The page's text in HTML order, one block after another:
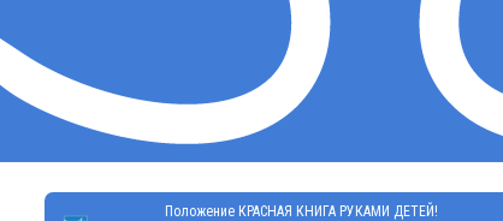
Положение КРАСНАЯ КНИГА РУКАМИ ДЕТЕЙ!